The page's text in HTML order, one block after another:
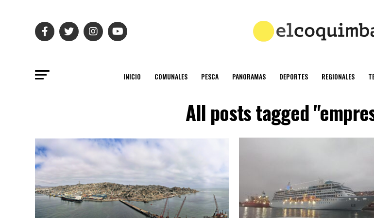
INICIO COMUNALES PESCA PANORAMAS DEPORTES REGIONALES
All posts tagged